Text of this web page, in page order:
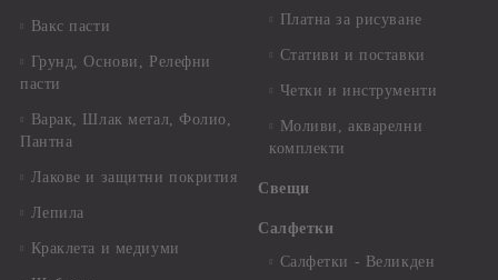
Вакс пасти
Грунд, Основи, Релефни
пасти
Варак, Шлак метал, Фолио,
Пантна
Лакове и защитни покрития
Лепила
Краклета и медиуми
Платна за рисуване
Стативи и поставки
Четки и инструменти
Моливи, акварелни
комплекти
Свещи
Салфетки
Салфетки - Великден